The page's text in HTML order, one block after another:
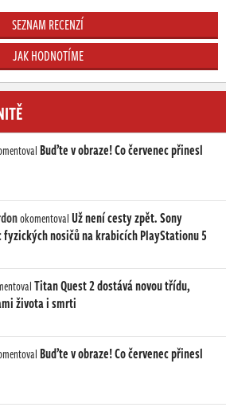
SEZNAM RECENZÍ
JAK HODNOTÍME
Buďte v obraze! Co červenec přinesl
okomentovalUž není cesty zpět. Sony
nosičů na krabicích PlayStationu 5
Titan Quest 2 dostává novou třídu,
života i smrti
Buďte v obraze! Co červenec přinesl